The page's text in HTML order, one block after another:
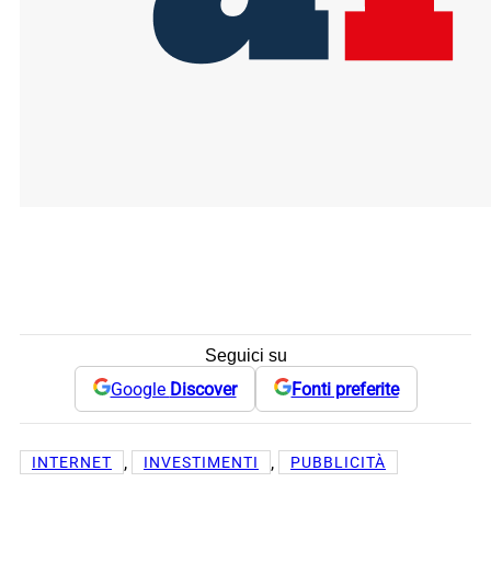
Seguici su
Google Discover Fonti preferite
INTERNET , INVESTIMENTI , PUBBLICITÀ